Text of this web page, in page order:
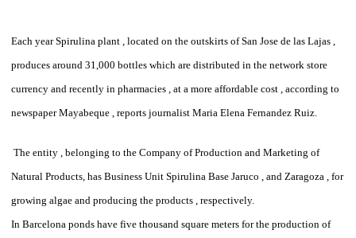
Each year Spirulina plant , located on the outskirts of San Jose de las Lajas ,
produces around 31,000 bottles which are distributed in the network store
currency and recently in pharmacies , at a more affordable cost , according to
newspaperMayabeque , reports journalist Maria Elena Fernandez Ruiz.
The entity , belonging to the Company of Production and Marketing of
Natural Products, has Business Unit Spirulina Base Jaruco , and Zaragoza , for
growing algae and producing the products , respectively.
In Barcelona ponds have five thousand square meters for the production of